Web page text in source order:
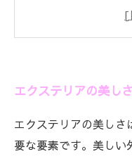
エクステリアの
これだ！
実践しよう！美
エクステリアの美し
エクステリアの美しさ
要な要素です。美しい